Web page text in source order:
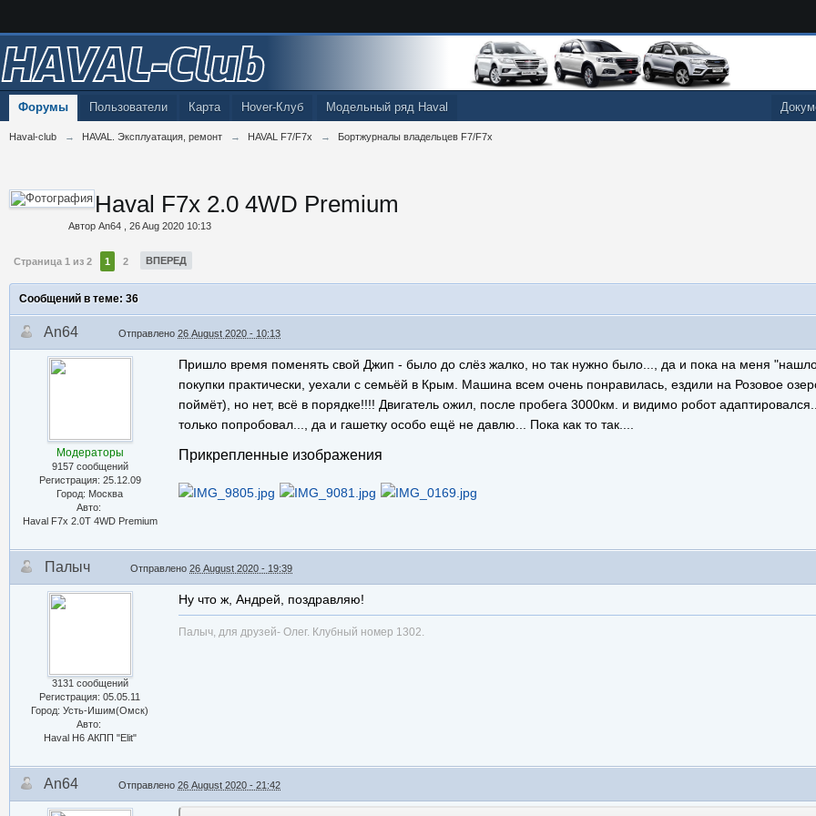
HAVAL-Club
Карта Hover-Клуб Модельный ряд Haval
Форумы Пользователи
Haval-club → HAVAL. Эксплуатация, ремонт → HAVAL F7/F7x → Бортжурналы владельцев F7/F7x
Haval F7x 2.0 4WD Premium
Автор An64 26 Aug 2020 10:13
Страница 1 из 2 1 2 ВПЕРЕД
Сообщений в теме: 36
An64 Отправлено 26 August 2020 - 10:13
Модераторы
9157 сообщений
Регистрация: 25.12.09
Город: Москва
Авто:
Haval F7x 2.0T 4WD Premium
Пришло время поменять свой Джип - было до слёз жалко, но так нужно было..., да и пока на меня
покупки практически, уехали с семьёй в Крым. Машина всем очень понравилась, ездили на Розовое
поймёт), но нет, всё в порядке!!!! Двигатель ожил, после пробега 3000км. и видимо робот
только попробовал..., да и гашетку особо ещё не давлю... Пока как то так....
Прикрепленные изображения
Палыч Отправлено 26 August 2020 - 19:39
3131 сообщений
Регистрация: 05.05.11
Город: Усть-Ишим(Омск)
Авто:
Haval H6 АКПП "Elit"
Ну что ж, Андрей, поздравляю!
Палыч, для друзей- Олег. Клубный номер 1302.
An64 Отправлено 26 August 2020 - 21:42